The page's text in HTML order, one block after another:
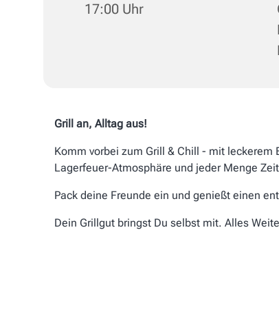
17:00 Uhr
Grill an, Alltag aus!
Komm vorbei zum Grill & Chill - mit leckerem
Lagerfeuer-Atmosphäre und jeder Menge
Pack deine Freunde ein und genießt einen
Dein Grillgut bringst Du selbst mit. Alles